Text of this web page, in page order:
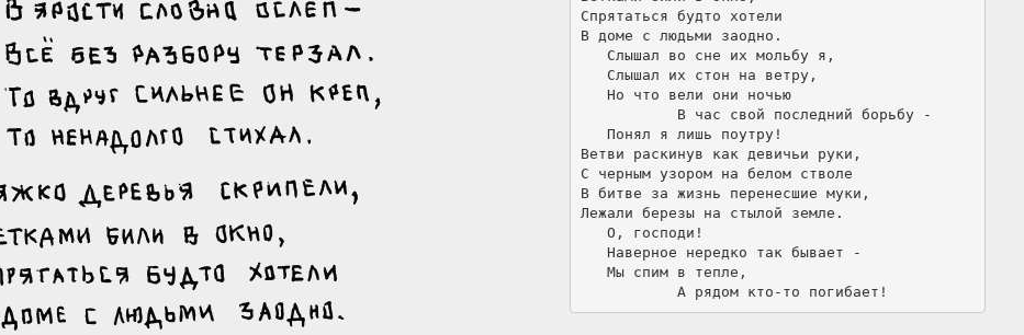
Спрятаться будто хотели
В доме с людьми заодно.
   Слышал во сне их мольбу я,
   Слышал их стон на ветру,
   Но что вели они ночью
           В час свой последний борьбу -
   Понял я лишь поутру!
Ветви раскинув как девичьи руки,
С черным узором на белом стволе
В битве за жизнь перенесшие муки,
Лежали березы на стылой земле.
   О, господи!
   Наверное нередко так бывает -
   Мы спим в тепле,